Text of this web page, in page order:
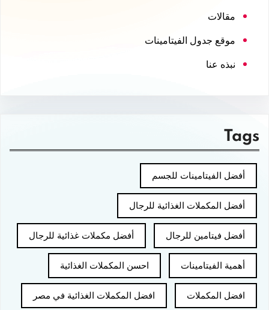
مقالات
موقع جدول الفيتامينات
نبذه عنا
Tags
أفضل الفيتامينات للجسم
أفضل المكملات الغذائية للرجال
أفضل فيتامين للرجال أفضل مكملات غذائية للرجال
أهمية الفيتامينات احسن المكملات الغذائية
افضل المكملات افضل المكملات الغذائية في مصر